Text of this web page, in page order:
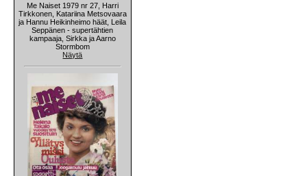
Me Naiset 1979 nr 27, Harri
Tirkkonen, Katariina Metsovaara
ja Hannu Heikinheimo häät, Leila
Seppänen - supertähtien
kampaaja, Sirkka ja Aarno
Stormbom
Näytä